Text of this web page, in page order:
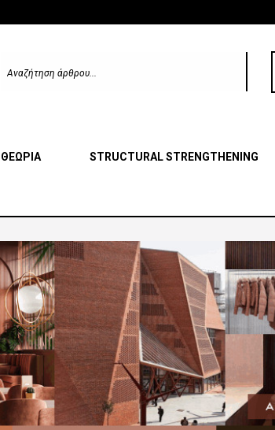
ΘΕΩΡΙΑ STRUCTURAL STRENGTHENING